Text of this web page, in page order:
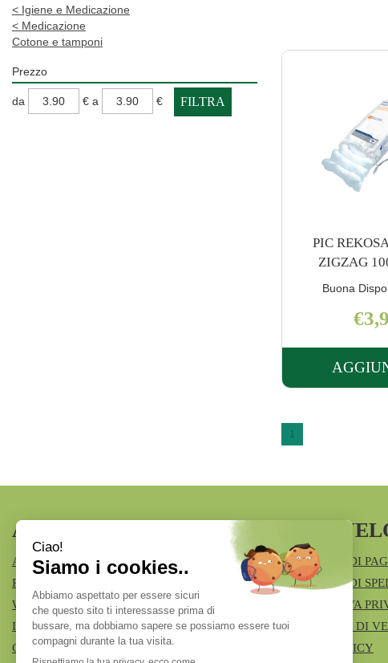
< Igiene e Medicazione
< Medicazione
Cotone e tamponi
Prezzo
filtra
da € a €
PIC
ZIGZAG
Buona
1
AREA UTENTE
ACCEDI
REGISTRATI
WISHLIST
ISCRIZIONE ALLA NEWSLETTER
CONTATTI
LINK
MODALITÀ DI
MODALITÀ DI
INFORMATIVA
CONDIZIONI DI
COOKIE POLICY